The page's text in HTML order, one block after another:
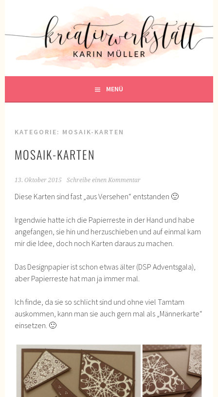
KREATIVWERKSTATT
KREATIV SEIN
MENÜ
KATEGORIE: MOSAIK-KARTEN
MOSAIK-KARTEN
13. Oktober 2015 Schreibe einen Kommentar
Diese Karten sind fast „aus Versehen“ entstanden 🙂
Irgendwie hatte ich die Papierreste in der Hand und habe
angefangen, sie hin und herzuschieben und auf einmal kam
mir die Idee, doch noch Karten daraus zu machen.
Das Designpapier ist schon etwas älter (DSP Adventsgala),
aber Papierreste hat man ja immer mal.
Ich finde, da sie so schlicht sind und ohne viel Tamtam
auskommen, kann man sie auch gern mal als „Männerkarte“
einsetzen. 🙂